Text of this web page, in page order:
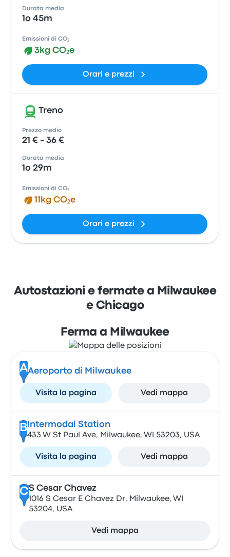
Durata media
1o 45m
Emissioni di CO₂
3kg CO₂e
Orari e prezzi
Treno
Prezzo medio
21 € - 36 €
Durata media
1o 29m
Emissioni di CO₂
11kg CO₂e
Orari e prezzi
Autostazioni e fermate a Milwaukee
e Chicago
Ferma a Milwaukee
AAeroporto di Milwaukee
Visita la pagina Vedi mappa
B Intermodal Station
433 W St Paul Ave, Milwaukee, WI 53203, USA
Visita la pagina Vedi mappa
CS Cesar Chavez
1016 S Cesar E Chavez Dr, Milwaukee, WI
53204, USA
Vedi mappa